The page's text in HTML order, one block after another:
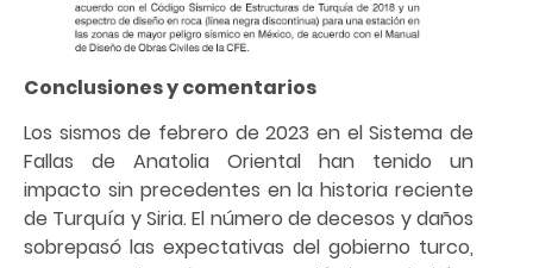
Conclusiones y comentarios
Los sismos de febrero de 2023 en el Sistema de
Fallas de Anatolia Oriental han tenido un
impacto sin precedentes en la historia reciente
de Turquía y Siria. El número de decesos y daños
sobrepasó las expectativas del gobierno turco,